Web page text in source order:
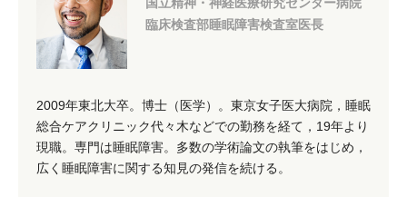
臨床検査部睡眠障害検査室医長
2009年東北大卒。博士（医学）。東京女子医大病院，睡眠
総合ケアクリニック代々木などでの勤務を経て，19年より
現職。専門は睡眠障害。多数の学術論文の執筆をはじめ，
広く睡眠障害に関する知見の発信を続ける。